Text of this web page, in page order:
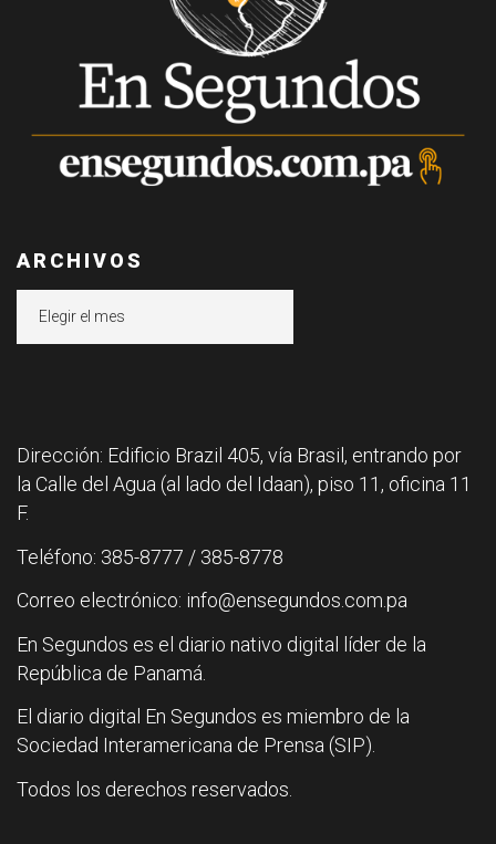
ARCHIVOS
Dirección: Edificio Brazil 405, vía Brasil, entrando por
la Calle del Agua (al lado del Idaan), piso 11, oficina 11
F.
Teléfono: 385-8777 / 385-8778
Correo electrónico: info@ensegundos.com.pa
En Segundos es el diario nativo digital líder de la
República de Panamá.
El diario digital En Segundos es miembro de la
Sociedad Interamericana de Prensa (SIP).
Todos los derechos reservados.